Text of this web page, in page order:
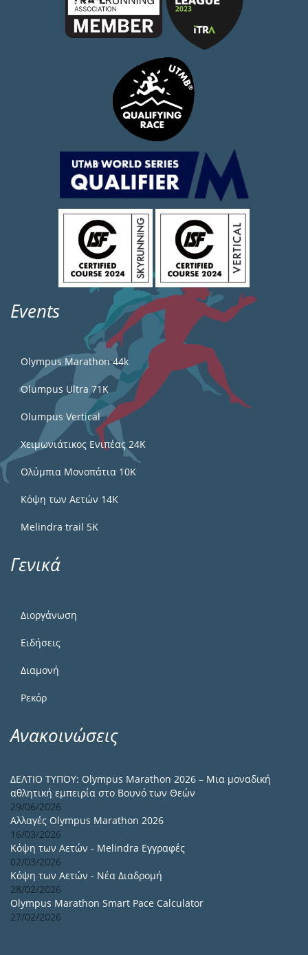
Events
Olympus Marathon 44k
Olumpus Ultra 71K
Olumpus Vertical
Χειμωνιάτικος Ενιπέας 24Κ
Ολύμπια Μονοπάτια 10Κ
Κόψη των Αετών 14Κ
Melindra trail 5Κ
Γενικά
Διοργάνωση
Ειδήσεις
Διαμονή
Ρεκόρ
Ανακοινώσεις
ΔΕΛΤΙΟ ΤΥΠΟΥ: Olympus Marathon 2026 – Μια μοναδική
αθλητική εμπειρία στο Βουνό των Θεών
29/06/2026
Αλλαγές Olympus Marathon 2026
16/03/2026
Κόψη των Αετών - Melindra Εγγραφές
02/03/2026
Κόψη των Αετών - Νέα Διαδρομή
28/02/2026
Olympus Marathon Smart Pace Calculator
27/02/2026